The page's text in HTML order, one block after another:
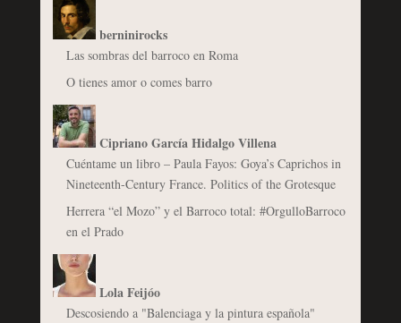
berninirocks
Las sombras del barroco en Roma
O tienes amor o comes barro
Cipriano García Hidalgo Villena
Cuéntame un libro – Paula Fayos: Goya’s Caprichos in
Nineteenth-Century France. Politics of the Grotesque
Herrera “el Mozo” y el Barroco total: #OrgulloBarroco
en el Prado
Lola Feijóo
Descosiendo a "Balenciaga y la pintura española"